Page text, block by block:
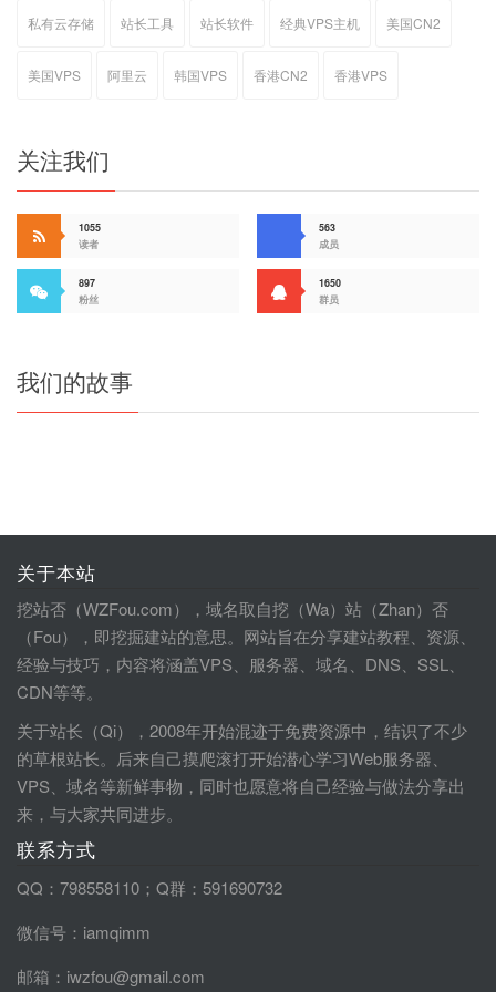
私有云存储 站长工具 站长软件 经典VPS主机 美国CN2
美国VPS 阿里云 韩国VPS 香港CN2 香港VPS
关注我们
1055
读者
563
成员
897
粉丝
1650
群员
我们的故事
关于本站
挖站否（WZFou.com），域名取自挖（Wa）站（Zhan）否
（Fou），即挖掘建站的意思。网站旨在分享建站教程、资源、
经验与技巧，内容将涵盖VPS、服务器、域名、DNS、SSL、
CDN等等。
关于站长（Qi），2008年开始混迹于免费资源中，结识了不少
的草根站长。后来自己摸爬滚打开始潜心学习Web服务器、
VPS、域名等新鲜事物，同时也愿意将自己经验与做法分享出
来，与大家共同进步。
联系方式
QQ：798558110；Q群：591690732
微信号：iamqimm
邮箱：iwzfou@gmail.com